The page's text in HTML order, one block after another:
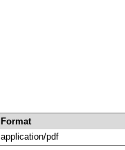
Format
application/pdf